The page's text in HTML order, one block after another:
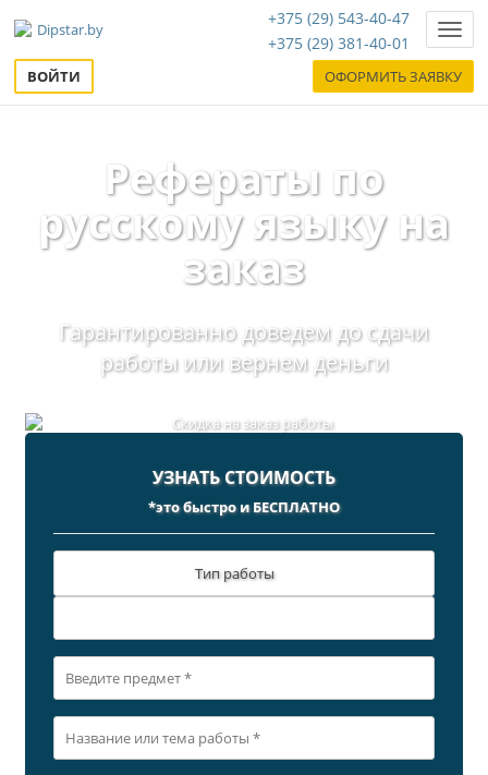
+375 (29) 543-40-47
+375 (29) 381-40-01
ВОЙТИ ОФОРМИТЬ ЗАЯВКУ
Рефераты по
русскому языку на
заказ
Гарантированно доведем до сдачи
работы или вернем деньги
УЗНАТЬ СТОИМОСТЬ
*это быстро и БЕСПЛАТНО
Тип работы